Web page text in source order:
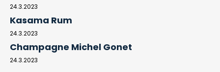
24.3.2023
Kasama Rum
24.3.2023
Champagne Michel Gonet
24.3.2023